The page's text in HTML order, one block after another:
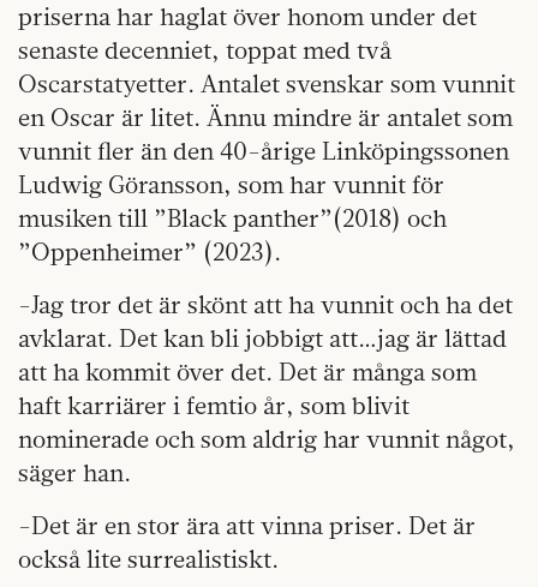
priserna har haglat över honom under det
senaste decenniet, toppat med två
Oscarstatyetter. Antalet svenskar som vunnit
en Oscar är litet. Ännu mindre är antalet som
vunnit fler än den 40-årige Linköpingssonen
Ludwig Göransson, som har vunnit för
musiken till ”Black panther”(2018) och
”Oppenheimer” (2023).
-Jag tror det är skönt att ha vunnit och ha det
avklarat. Det kan bli jobbigt att…jag är lättad
att ha kommit över det. Det är många som
haft karriärer i femtio år, som blivit
nominerade och som aldrig har vunnit något,
säger han.
-Det är en stor ära att vinna priser. Det är
också lite surrealistiskt.